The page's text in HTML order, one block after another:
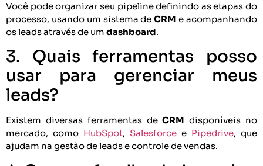
Você pode organizar seu pipeline definindo as etapas do
processo, usando um sistema deCRM e acompanhando
os leads através de um dashboard.
3. Quais ferramentas posso
usar para gerenciar meus
leads?
Existem diversas ferramentas deCRM disponíveis no
mercado, como HubSpot, Salesforce e Pipedrive, que
ajudam na gestão de leads e controle de vendas.